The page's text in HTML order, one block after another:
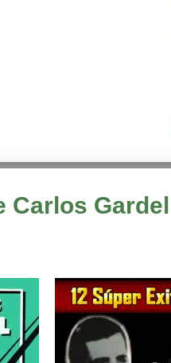
Carlos Gardel